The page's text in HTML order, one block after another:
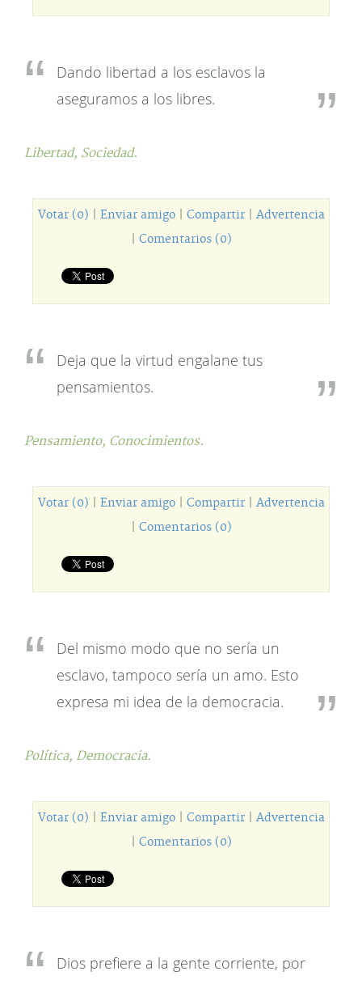
Dando libertad a los esclavos la
aseguramos a los libres.
Libertad, Sociedad.
Votar (0) Enviar amigo| Compartir| Advertencia
Comentarios (0)
Deja que la virtud engalane tus
pensamientos.
Pensamiento, Conocimientos.
Votar (0) Enviar amigo| Compartir| Advertencia
Comentarios (0)
Del mismo modo que no sería un
esclavo, tampoco sería un amo. Esto
expresa mi idea de la democracia.
Política, Democracia.
Votar (0) Enviar amigo| Compartir| Advertencia
Comentarios (0)
Dios prefiere a la gente corriente, por